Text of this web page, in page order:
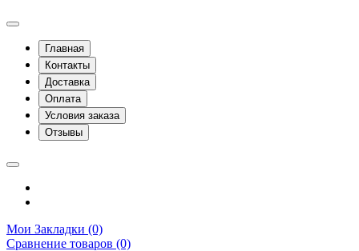
Главная
Контакты
Доставка
Оплата
Условия заказа
Отзывы
Мои Закладки (0)
Сравнение товаров (0)